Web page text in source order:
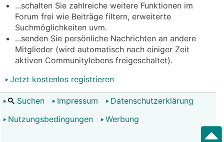
...schalten Sie zahlreiche weitere Funktionen im
Forum frei wie Beiträge filtern, erweiterte
Suchmöglichkeiten uvm.
...senden Sie persönliche Nachrichten an andere
Mitglieder (wird automatisch nach einiger Zeit
aktiven Communitylebens freigeschaltet).
Jetzt kostenlos registrieren
Suchen Impressum
Datenschutzerklärung
Nutzungsbedingungen
Werbung